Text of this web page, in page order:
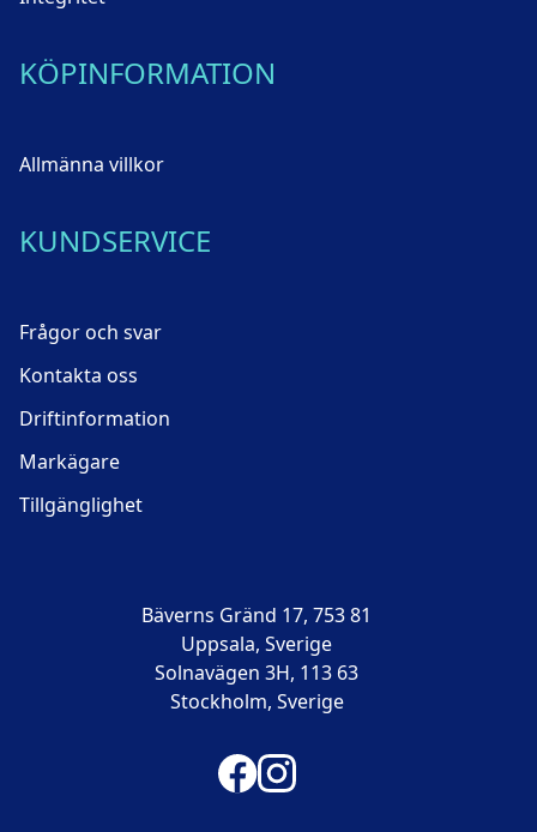
Bäverns Gränd 17, 753 81
Uppsala, Sverige
Solnavägen 3H, 113 63
Stockholm, Sverige
KÖPINFORMATION
Allmänna villkor
KUNDSERVICE
Frågor och svar
Kontakta oss
Driftinformation
Markägare
Tillgänglighet